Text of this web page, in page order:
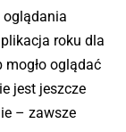
oglądania
roku dla
mogło oglądać
jest jeszcze
– zawsze